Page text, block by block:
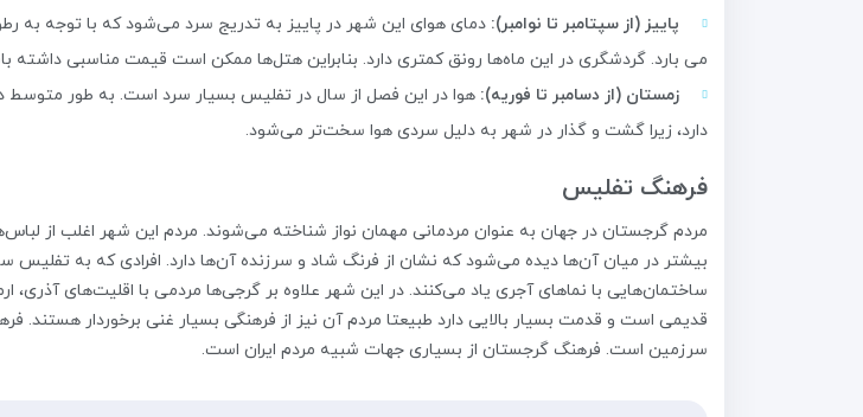
پاییز (از سپتامبر تا نوامبر): دمای هوای این شهر در پاییز به تدریج سرد می‌شود که با توجه به
می بارد. گردشگری در این ماه‌ها رونق کمتری دارد. بنابراین هتل‌ها ممکن است قیمت مناسبی داشته
زمستان (از دسامبر تا فوریه):
دارد، زیرا گشت و گذار در شهر به دلیل سردی هوا سخت‌تر می‌شود.
فرهنگ تفلیس
مردم گرجستان در جهان به عنوان مردمانی مهمان نواز شناخته می‌شوند. مردم این شهر اغلب از
بیشتر در میان آن‌ها دیده می‌شود که نشان از فرنگ شاد و سرزنده آن‌‌ها دارد. افرادی که به
ساختمان‌هایی با نماهای آجری یاد می‌کنند. در این شهر علاوه بر گرجی‌ها مردمی با اقلیت‌های آذری،
قدیمی است و قدمت بسیار بالایی دارد طبیعتا مردم آن نیز از فرهنگی بسیار غنی برخوردار
سرزمین است. فرهنگ گرجستان از بسیاری جهات شبیه مردم ایران است.